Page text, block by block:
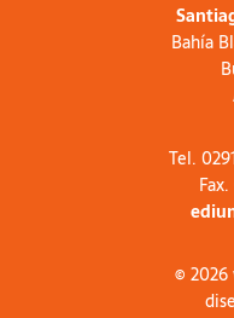
Bahía
Tel.
© 2026